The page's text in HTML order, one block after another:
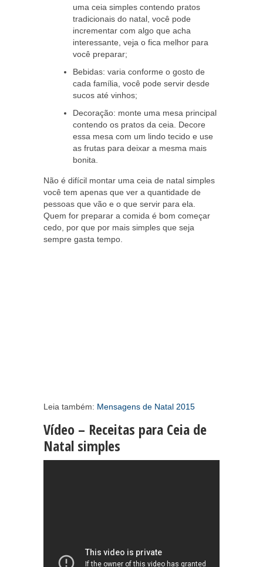
uma ceia simples contendo pratos
tradicionais do natal, você pode
incrementar com algo que acha
interessante, veja o fica melhor para
você preparar;
Bebidas: varia conforme o gosto de
cada família, você pode servir desde
sucos até vinhos;
Decoração: monte uma mesa principal
contendo os pratos da ceia. Decore
essa mesa com um lindo tecido e use
as frutas para deixar a mesma mais
bonita.
Não é difícil montar uma ceia de natal simples
você tem apenas que ver a quantidade de
pessoas que vão e o que servir para ela.
Quem for preparar a comida é bom começar
cedo, por que por mais simples que seja
sempre gasta tempo.
Leia também: Mensagens de Natal 2015
Vídeo – Receitas para Ceia de
Natal simples